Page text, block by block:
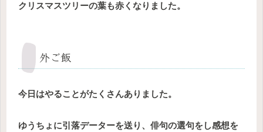
クリスマスツリーの葉も赤くなりました。
外ご飯
今日はやることがたくさんありました。
ゆうちょに引落データーを送り、俳句の選句をし感想を